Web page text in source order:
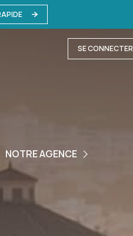
SE CONNECTER
NOTRE AGENCE
CONTACTER